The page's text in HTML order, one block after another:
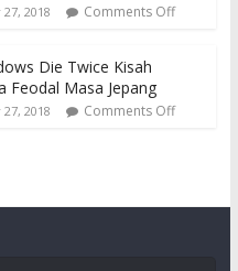
2018 Comments Off
Die Twice Kisah
Feodal Masa Jepang
2018 Comments Off